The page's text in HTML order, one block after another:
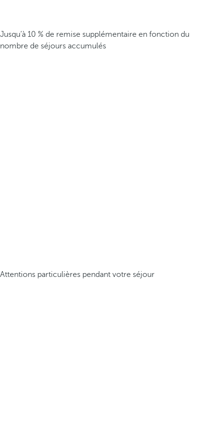
Jusqu’à 10 % de remise supplémentaire en fonction du
nombre de séjours accumulés
Attentions particulières pendant votre séjour